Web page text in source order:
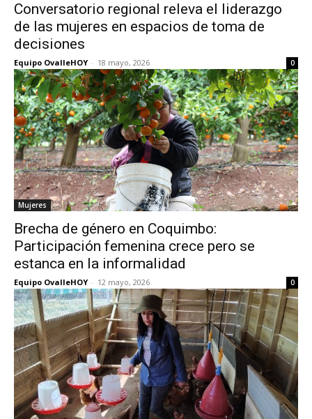
Conversatorio regional releva el liderazgo
de las mujeres en espacios de toma de
decisiones
Equipo OvalleHOY - 18 mayo, 2026 0
Mujeres
Brecha de género en Coquimbo:
Participación femenina crece pero se
estanca en la informalidad
Equipo OvalleHOY - 12 mayo, 2026 0